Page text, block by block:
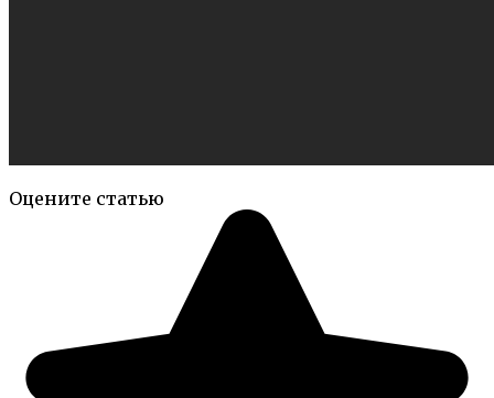
Оцените статью